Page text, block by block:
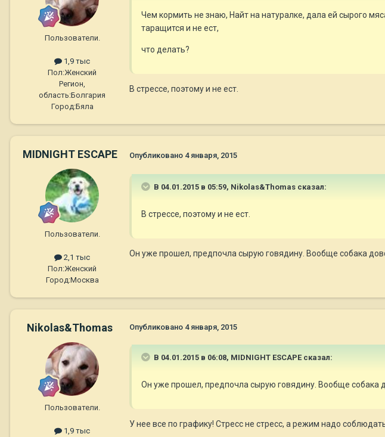
Пользователи.
1,9 тыс
Пол:Женский
Регион,
область:Болгария
Город:Бяла
Чем кормить не знаю, Найт на натуралке, дала ей сырого
таращится и не ест,
что делать?
В стрессе, поэтому и не ест.
MIDNIGHT ESCAPE
Пользователи.
2,1 тыс
Пол:Женский
Город:Москва
Опубликовано 4 января, 2015
В 04.01.2015 в 05:59, Nikolas&Thomas сказал:
В стрессе, поэтому и не ест.
Он уже прошел, предпочла сырую говядину. Вообще собака
Nikolas&Thomas
Пользователи.
1,9 тыс
Опубликовано 4 января, 2015
В 04.01.2015 в 06:08, MIDNIGHT ESCAPE сказал:
Он уже прошел, предпочла сырую говядину. Вообще собака
У нее все по графику! Стресс не стресс, а режим надо